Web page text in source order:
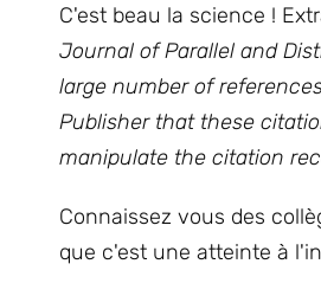
C'est beau la science !
Journal of Parallel and
large number of
Publisher that these
manipulate the citation
Connaissez vous des
que c'est une atteinte à